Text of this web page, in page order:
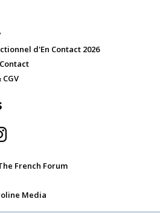
d'En Contact 2026
French Forum
Media